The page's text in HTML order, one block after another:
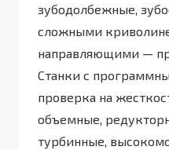
зубодолбежные,
сложными
направляющими —
Станки с
проверка на
объемные,
турбинные,